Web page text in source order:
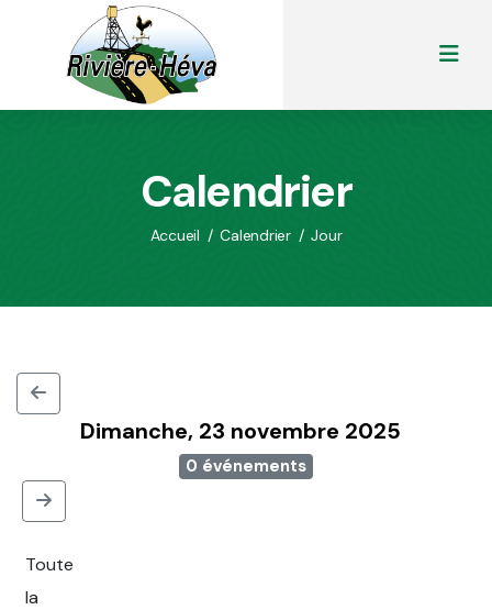
Calendrier
Accueil / Calendrier / Jour
Dimanche, 23 novembre 2025
0 événements
Toute
la